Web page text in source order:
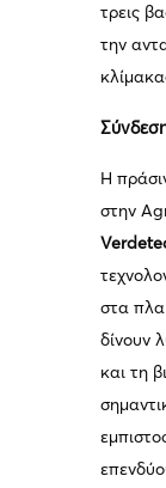
τρεις
την
Η
στην
στα
δίνουν
και τη